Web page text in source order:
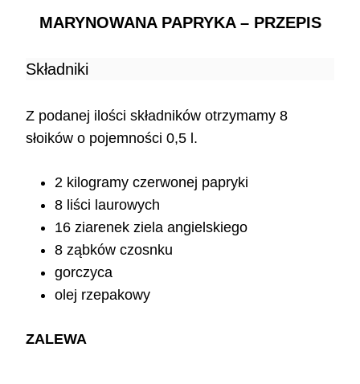
MARYNOWANA PAPRYKA – PRZEPIS
Składniki
Z podanej ilości składników otrzymamy 8
słoików o pojemności 0,5 l.
2 kilogramy czerwonej papryki
8 liści laurowych
16 ziarenek ziela angielskiego
8 ząbków czosnku
gorczyca
olej rzepakowy
ZALEWA